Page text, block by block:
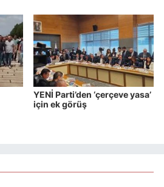
YENİ Parti’den ‘çerçeve yasa’
için ek görüş